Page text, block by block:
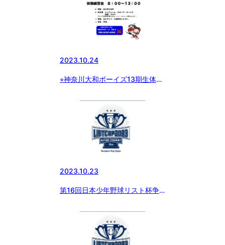
2023.10.24
⭐︎神奈川大和ボーイズ13期生体験
2023.10.23
第16回日本少年野球リスト杯争